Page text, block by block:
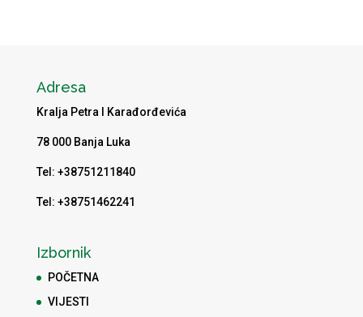
Adresa
Kralja Petra I Karađorđevića
78 000 Banja Luka
Tel: +38751211840
Tel: +38751462241
Izbornik
POČETNA
VIJESTI